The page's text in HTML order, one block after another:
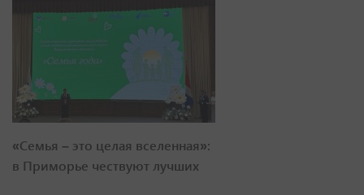
«Семья – это целая вселенная»:
в Приморье чествуют лучших